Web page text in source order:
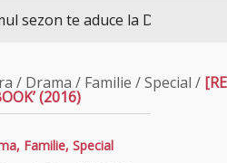
te aduce la DIVA
/ Drama / Familie /Special /
(2016)
, Familie, Special